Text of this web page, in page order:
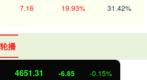
7.16 19.93% 31.42%
播
4651.31 -6.85 -0.15%